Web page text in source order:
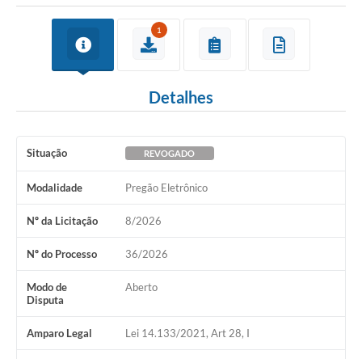
Carta de Serviços
Turismo
Obras
Projetos
Serviços
Telefones Úteis
Agenda
1
Detalhes
Situação REVOGADO
Modalidade Pregão Eletrônico
Nº da Licitação 8/2026
Nº do Processo 36/2026
Modo de
Disputa
Aberto
Amparo Legal Lei 14.133/2021, Art 28, I